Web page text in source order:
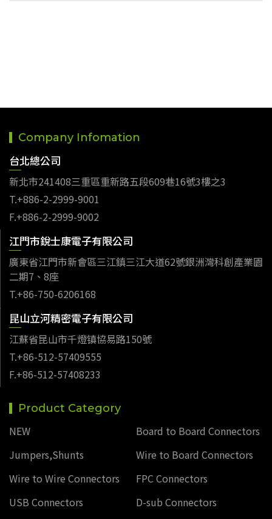
Company Infomation
台北總公司
新北市241408三重區重新路五段609巷16號3樓之3
T.+886-2-2999-9001
F.+886-2-2999-9002
江門市銳士康電子有限公司
廣東省江門市新會區三江鎮三江大道62號銀洲灣科創產業園
二期7、8座
T.+86-750-6206168
昆山立河精密電子有限公司
江蘇省昆山市千燈镇協易路150號
T.+86-512-57409555
F.+86-512-57408233
Product Category
NEW
Board to Board Connectors
Jumpers,Shunts
Wire to Board Connectors
Wire to Wire Connectors
FPC Connectors
USB Connectors
D-sub Connectors